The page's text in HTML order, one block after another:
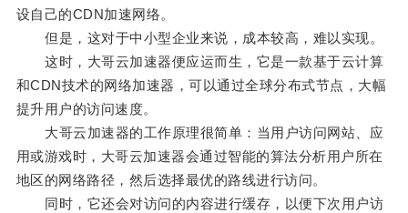
设自己的CDN加速网络。
但是，这对于中小型企业来说，成本较高，难以实现。
这时，大哥云加速器便应运而生，它是一款基于云计算
和CDN技术的网络加速器，可以通过全球分布式节点，大幅
提升用户的访问速度。
大哥云加速器的工作原理很简单：当用户访问网站、应
用或游戏时，大哥云加速器会通过智能的算法分析用户所在
地区的网络路径，然后选择最优的路线进行访问。
同时，它还会对访问的内容进行缓存，以便下次用户访